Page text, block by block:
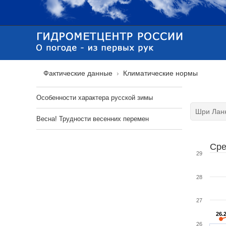
Фактические данные Климатические нормы
26.2
26.2
26
27
28
29
Особенности характера русской зимы
Весна! Трудности весенних перемен